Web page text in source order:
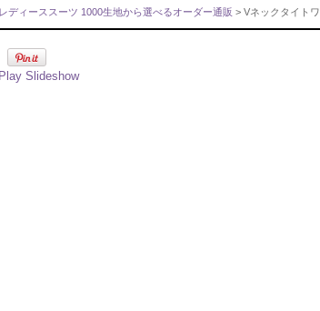
レディーススーツ 1000生地から選べるオーダー通販 > Vネックタイト
Play Slideshow